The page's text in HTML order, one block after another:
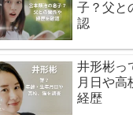
子？父と
認
井形彬っ
月日や高
経歴